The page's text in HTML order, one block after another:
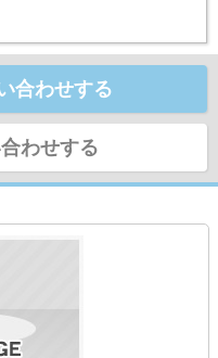
合わせする
わせする